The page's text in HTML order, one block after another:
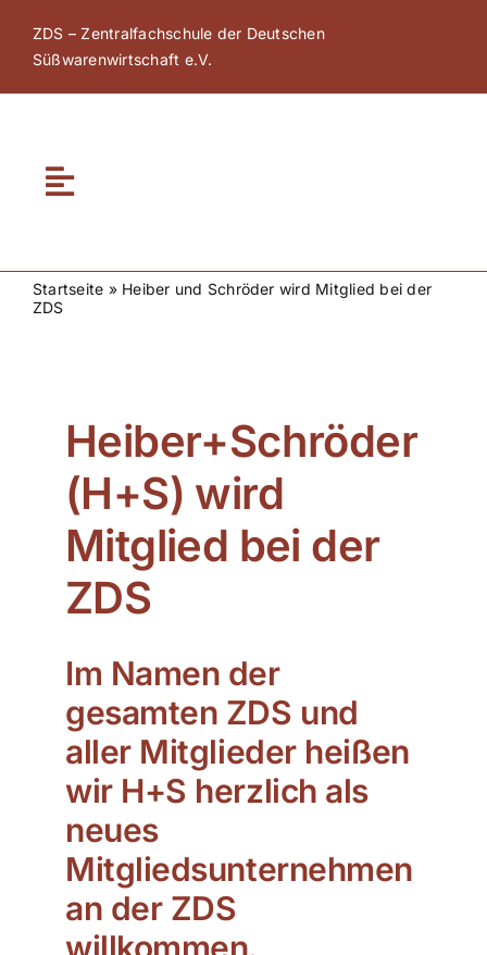
Inhalt
springen
ZDS – Zentralfachschule der Deutschen
Süßwarenwirtschaft e.V.
Toggle
Über ZDS
ZDS Netzwerk
ZDS Schule
Downloads
Aktuelles
Kontakt
Startseite » Heiber und Schröder wird Mitglied bei der
ZDS
Heiber+Schröder
(H+S) wird
Mitglied bei der
ZDS
Im Namen der
gesamten ZDS und
aller Mitglieder heißen
wir H+S herzlich als
neues
Mitgliedsunternehmen
an der ZDS